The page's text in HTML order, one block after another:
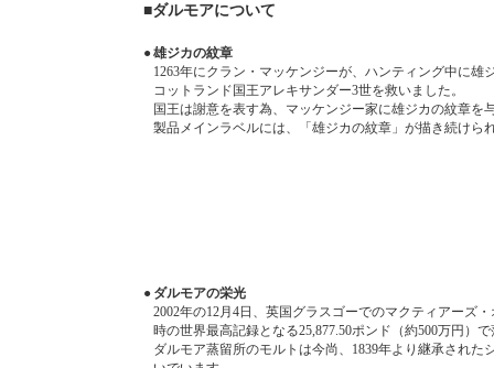
■ダルモアについて
●雄ジカの紋章
1263年にクラン・マッケンジーが、ハンティング中に雄
コットランド国王アレキサンダー3世を救いました。
国王は謝意を表す為、マッケンジー家に雄ジカの紋章を
製品メインラベルには、「雄ジカの紋章」が描き続けら
● ダルモアの栄光
2002年の12月4日、英国グラスゴーでのマクティアーズ
時の世界最高記録となる25,877.50ポンド（約500万円）
ダルモア蒸留所のモルトは今尚、1839年より継承され